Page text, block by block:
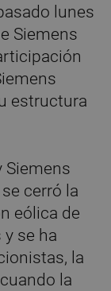
lunes
Siemens
estructura
Siemens
cerró la
eólica de
se ha
la
la